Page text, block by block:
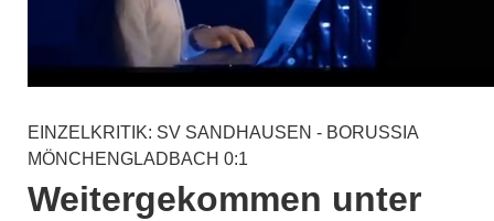
EINZELKRITIK: SV SANDHAUSEN - BORUSSIA
MÖNCHENGLADBACH 0:1
Weitergekommen unter